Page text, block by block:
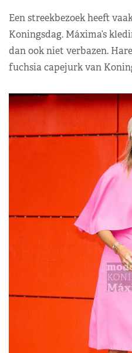
Een streekbezoek heeft
Koningsdag. Máxima’s
dan ook niet verbazen.
fuchsia capejurk van